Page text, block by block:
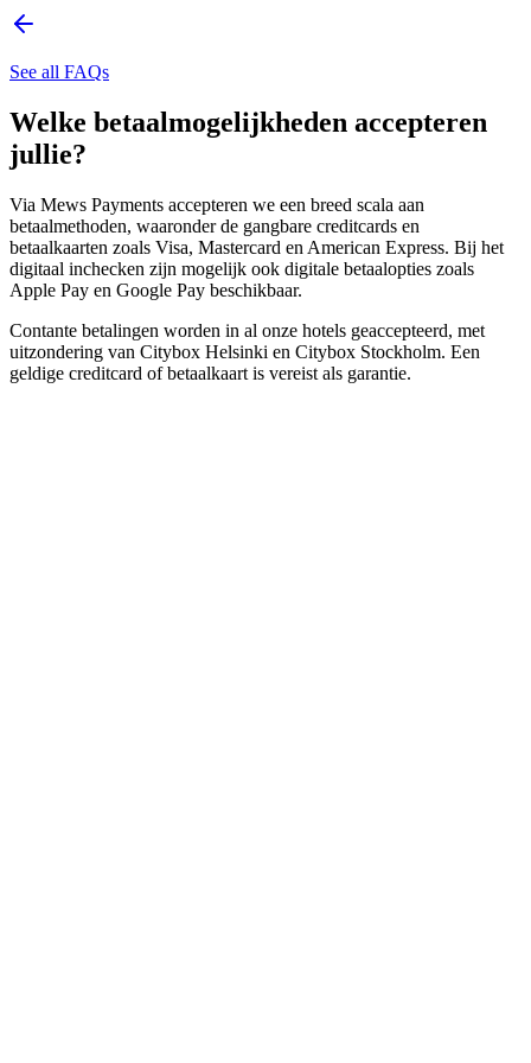
See all FAQs
Welke betaalmogelijkheden accepteren
jullie?
Via Mews Payments accepteren we een breed scala aan
betaalmethoden, waaronder de gangbare creditcards en
betaalkaarten zoals Visa, Mastercard en American Express. Bij het
digitaal inchecken zijn mogelijk ook digitale betaalopties zoals
Apple Pay en Google Pay beschikbaar.
Contante betalingen worden in al onze hotels geaccepteerd, met
uitzondering van Citybox Helsinki en Citybox Stockholm. Een
geldige creditcard of betaalkaart is vereist als garantie.